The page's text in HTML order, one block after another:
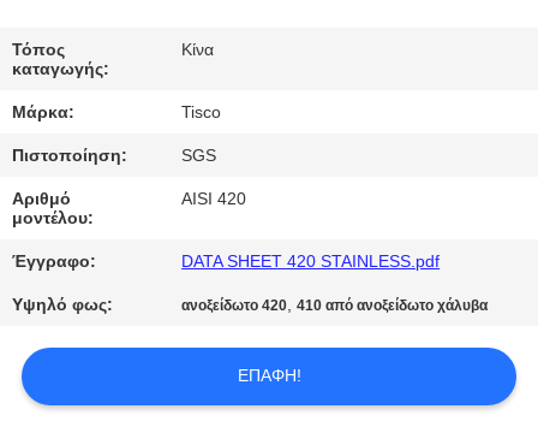
ΠΟΙΟΤΙΚΌΣ
ΈΛΕΓΧΟΣ
ΜΑΣ
ΕΛΆΤΕ
ΣΕ
ΜΕ
ΖΗΤΉΣΤΕ
Τόπος
καταγωγής:
Κίνα
Μάρκα: Tisco
Πιστοποίηση: SGS
Αριθμό
μοντέλου:
AISI 420
Έγγραφο: DATA SHEET 420 STAINLESS.pdf
Υψηλό φως: ανοξείδωτο 420,410 από ανοξείδωτο χάλυβα
ΕΠΑΦΉ!